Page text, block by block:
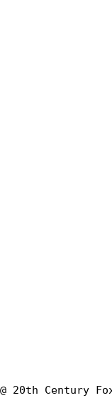
@ 20th Century